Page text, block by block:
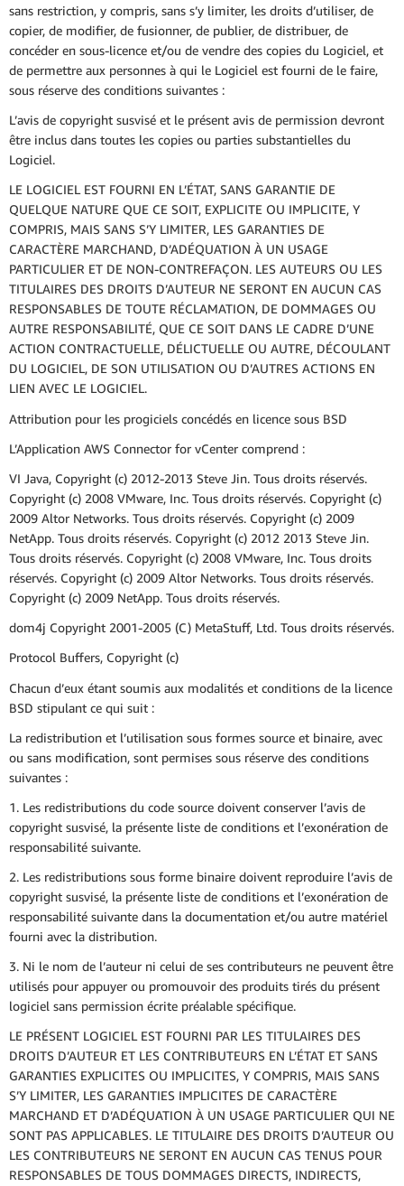
sans restriction, y compris, sans s’y limiter, les droits d’utiliser, de
copier, de modifier, de fusionner, de publier, de distribuer, de
concéder en sous-licence et/ou de vendre des copies du Logiciel, et
de permettre aux personnes à qui le Logiciel est fourni de le faire,
sous réserve des conditions suivantes :
L’avis de copyright susvisé et le présent avis de permission devront
être inclus dans toutes les copies ou parties substantielles du
Logiciel.
LE LOGICIEL EST FOURNI EN L’ÉTAT, SANS GARANTIE DE
QUELQUE NATURE QUE CE SOIT, EXPLICITE OU IMPLICITE, Y
COMPRIS, MAIS SANS S’Y LIMITER, LES GARANTIES DE
CARACTÈRE MARCHAND, D’ADÉQUATION À UN USAGE
PARTICULIER ET DE NON-CONTREFAÇON. LES AUTEURS OU LES
TITULAIRES DES DROITS D’AUTEUR NE SERONT EN AUCUN CAS
RESPONSABLES DE TOUTE RÉCLAMATION, DE DOMMAGES OU
AUTRE RESPONSABILITÉ, QUE CE SOIT DANS LE CADRE D’UNE
ACTION CONTRACTUELLE, DÉLICTUELLE OU AUTRE, DÉCOULANT
DU LOGICIEL, DE SON UTILISATION OU D’AUTRES ACTIONS EN
LIEN AVEC LE LOGICIEL.
Attribution pour les progiciels concédés en licence sous BSD
L’Application AWS Connector for vCenter comprend :
VI Java, Copyright (c) 2012-2013 Steve Jin. Tous droits réservés.
Copyright (c) 2008 VMware, Inc. Tous droits réservés. Copyright (c)
2009 Altor Networks. Tous droits réservés. Copyright (c) 2009
NetApp. Tous droits réservés. Copyright (c) 2012 2013 Steve Jin.
Tous droits réservés. Copyright (c) 2008 VMware, Inc. Tous droits
réservés. Copyright (c) 2009 Altor Networks. Tous droits réservés.
Copyright (c) 2009 NetApp. Tous droits réservés.
dom4j Copyright 2001-2005 (C) MetaStuff, Ltd. Tous droits réservés.
Protocol Buffers, Copyright (c)
Chacun d’eux étant soumis aux modalités et conditions de la licence
BSD stipulant ce qui suit :
La redistribution et l’utilisation sous formes source et binaire, avec
ou sans modification, sont permises sous réserve des conditions
suivantes :
1. Les redistributions du code source doivent conserver l’avis de
copyright susvisé, la présente liste de conditions et l’exonération de
responsabilité suivante.
2. Les redistributions sous forme binaire doivent reproduire l’avis de
copyright susvisé, la présente liste de conditions et l’exonération de
responsabilité suivante dans la documentation et/ou autre matériel
fourni avec la distribution.
3. Ni le nom de l’auteur ni celui de ses contributeurs ne peuvent être
utilisés pour appuyer ou promouvoir des produits tirés du présent
logiciel sans permission écrite préalable spécifique.
LE PRÉSENT LOGICIEL EST FOURNI PAR LES TITULAIRES DES
DROITS D’AUTEUR ET LES CONTRIBUTEURS EN L’ÉTAT ET SANS
GARANTIES EXPLICITES OU IMPLICITES, Y COMPRIS, MAIS SANS
S’Y LIMITER, LES GARANTIES IMPLICITES DE CARACTÈRE
MARCHAND ET D’ADÉQUATION À UN USAGE PARTICULIER QUI NE
SONT PAS APPLICABLES. LE TITULAIRE DES DROITS D’AUTEUR OU
LES CONTRIBUTEURS NE SERONT EN AUCUN CAS TENUS POUR
RESPONSABLES DE TOUS DOMMAGES DIRECTS, INDIRECTS,